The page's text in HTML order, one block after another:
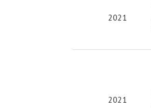
2021
2021